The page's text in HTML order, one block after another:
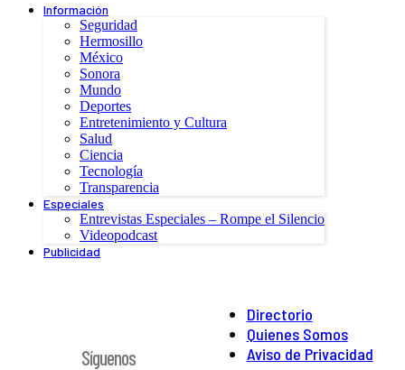
Información
Seguridad
Hermosillo
México
Sonora
Mundo
Deportes
Entretenimiento y Cultura
Salud
Ciencia
Tecnología
Transparencia
Especiales
Entrevistas Especiales – Rompe el Silencio
Videopodcast
Publicidad
Directorio
Quienes Somos
Aviso de Privacidad
Síguenos